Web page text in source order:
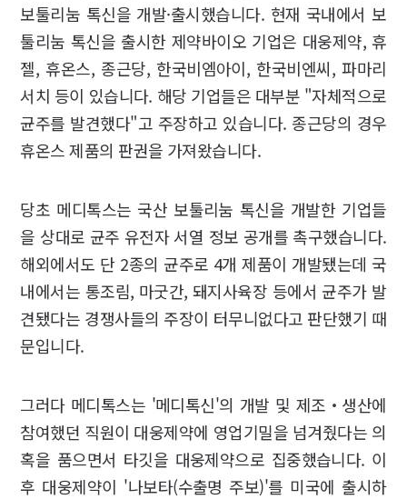
보툴리눔 톡신을 개발·출시했습니다. 현재 국내에서 보
툴리눔 톡신을 출시한 제약바이오 기업은 대웅제약, 휴
젤, 휴온스, 종근당, 한국비엠아이, 한국비엔씨, 파마리
서치 등이 있습니다. 해당 기업들은 대부분 "자체적으로
균주를 발견했다"고 주장하고 있습니다. 종근당의 경우
휴온스 제품의 판권을 가져왔습니다.
당초 메디톡스는 국산 보툴리눔 톡신을 개발한 기업들
을 상대로 균주 유전자 서열 정보 공개를 촉구했습니다.
해외에서도 단 2종의 균주로 4개 제품이 개발됐는데 국
내에서는 통조림, 마굿간, 돼지사육장 등에서 균주가 발
견됐다는 경쟁사들의 주장이 터무니없다고 판단했기 때
문입니다.
그러다 메디톡스는 '메디톡신'의 개발 및 제조‧생산에
참여했던 직원이 대웅제약에 영업기밀을 넘겨줬다는 의
혹을 품으면서 타깃을 대웅제약으로 집중했습니다. 이
후 대웅제약이 '나보타(수출명 주보)'를 미국에 출시하